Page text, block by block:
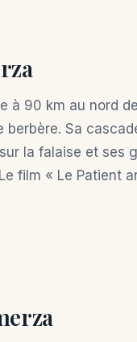
à 90 km au nord
Sa
la falaise et ses
film « Le Patient